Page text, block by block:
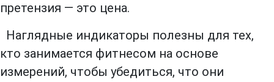
претензия — это цена.
Наглядные индикаторы полезны для тех,
кто занимается фитнесом на основе
измерений, чтобы убедиться, что они